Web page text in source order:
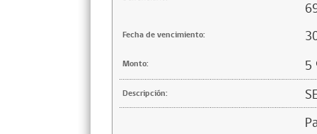
Fecha de vencimiento:
Monto: 5
Descripción: